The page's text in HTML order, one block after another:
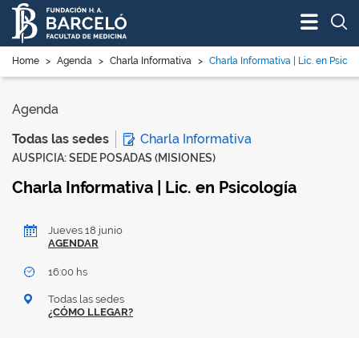
Home > Agenda > Charla Informativa > Charla Informativa | Lic. en
Agenda
Todas las sedes
Charla Informativa
AUSPICIA: SEDE POSADAS (MISIONES)
Charla Informativa | Lic. en Psicología
Jueves 18 junio
AGENDAR
16:00 hs
Todas las sedes
¿CÓMO LLEGAR?